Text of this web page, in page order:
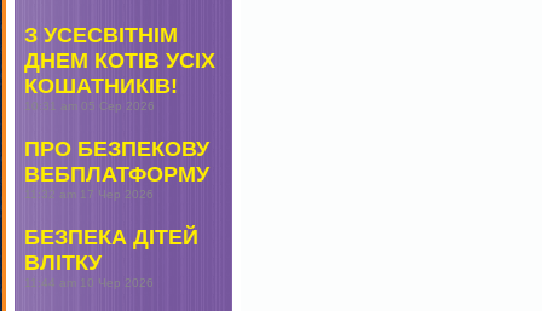
З УСЕСВІТНІМ
ДНЕМ КОТІВ УСІХ
КОШАТНИКІВ!
10:31 am 05 Сер 2026
ПРО БЕЗПЕКОВУ
ВЕБПЛАТФОРМУ
11:32 am 17 Чер 2026
БЕЗПЕКА ДІТЕЙ
ВЛІТКУ
11:44 am 10 Чер 2026